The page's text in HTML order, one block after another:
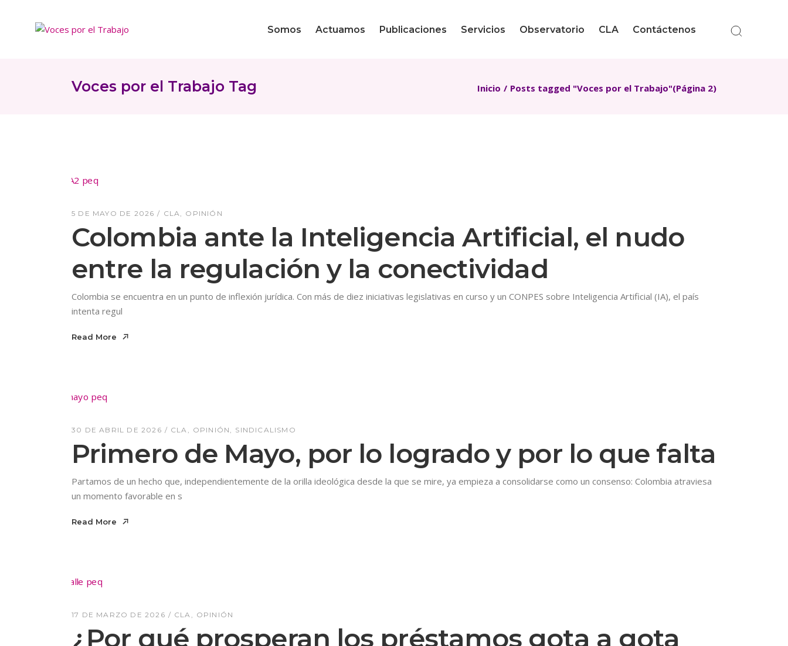
Somos Actuamos Publicaciones Servicios Observatorio CLA Contáctenos
Voces por el Trabajo Tag Inicio Posts tagged "Voces por el Trabajo"(Página 2)
5 DE MAYO DE 2026 CLA OPINIÓN
Colombia ante la Inteligencia Artificial, el nudo
entre la regulación y la conectividad
Colombia se encuentra en un punto de inflexión jurídica. Con más de diez iniciativas legislativas en curso y un CONPES sobre Inteligencia Artificial (IA), el país
intenta regul
Read More
30 DE ABRIL DE 2026 CLA OPINIÓN SINDICALISMO
Primero de Mayo, por lo logrado y por lo que falta
Partamos de un hecho que, independientemente de la orilla ideológica desde la que se mire, ya empieza a consolidarse como un consenso: Colombia atraviesa
un momento favorable en s
Read More
17 DE MARZO DE 2026 CLA OPINIÓN
¿Por qué prosperan los préstamos gota a gota